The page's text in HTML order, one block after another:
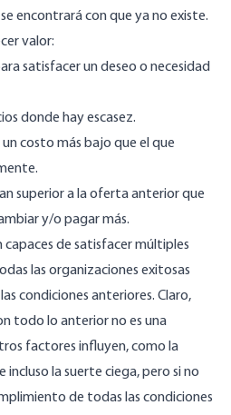
encontrará con que ya no existe.
valor:
satisfacer un deseo o necesidad
donde hay escasez.
costo más bajo que el que
superior a la oferta anterior que
y/o pagar más.
capaces de satisfacer múltiples
las organizaciones exitosas
condiciones anteriores. Claro,
todo lo anterior no es una
factores influyen, como la
la suerte ciega, pero si no
de todas las condiciones